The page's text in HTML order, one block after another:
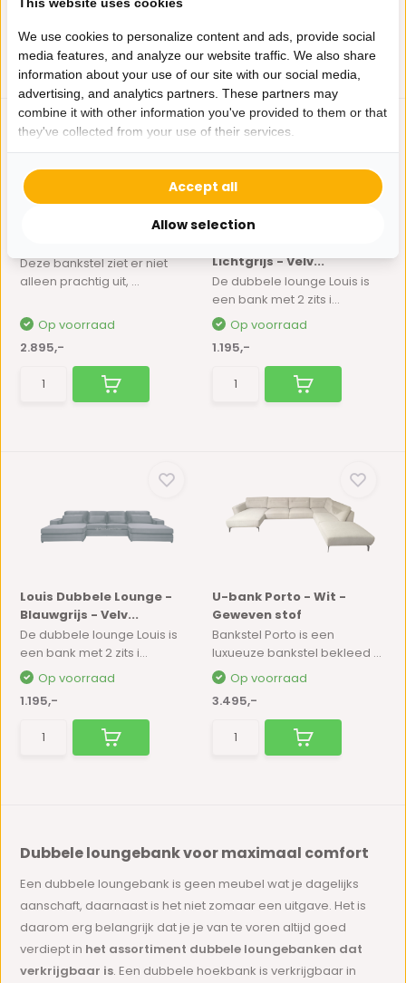
Deze bankstel ziet er niet
alleen prachtig uit, ...
Op voorraad
2.895,-
Lichtgrijs - Velv...
De dubbele lounge Louis is
een bank met 2 zits i...
Op voorraad
1.195,-
Louis Dubbele Lounge -
Blauwgrijs - Velv...
De dubbele lounge Louis is
een bank met 2 zits i...
Op voorraad
1.195,-
U-bank Porto - Wit -
Geweven stof
Bankstel Porto is een
luxueuze bankstel bekleed ...
Op voorraad
3.495,-
Dubbele loungebank voor maximaal comfort
Een dubbele loungebank is geen meubel wat je dagelijks
aanschaft, daarnaast is het niet zomaar een uitgave. Het is
daarom erg belangrijk dat je je van te voren altijd goed
verdiept in het assortiment dubbele loungebanken dat
verkrijgbaar is. Een dubbele hoekbank is verkrijgbaar in
We use cookies to personalize content and ads, provide social
media features, and analyze our website traffic. We also share
information about your use of our site with our social media,
advertising, and analytics partners. These partners may
combine it with other information you've provided to them or that
they've collected from your use of their services.
Allow selection
Accept all